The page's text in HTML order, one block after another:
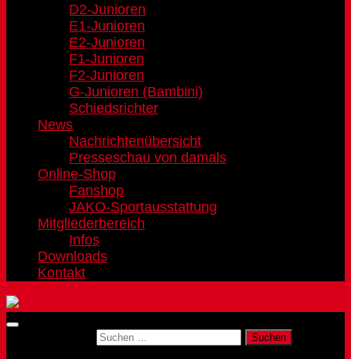
D2-Junioren
E1-Junioren
E2-Junioren
F1-Junioren
F2-Junioren
G-Junioren (Bambini)
Schiedsrichter
News
Nachrichtenübersicht
Presseschau von damals
Online-Shop
Fanshop
JAKO-Sportausstattung
Mitgliederbereich
Infos
Downloads
Kontakt